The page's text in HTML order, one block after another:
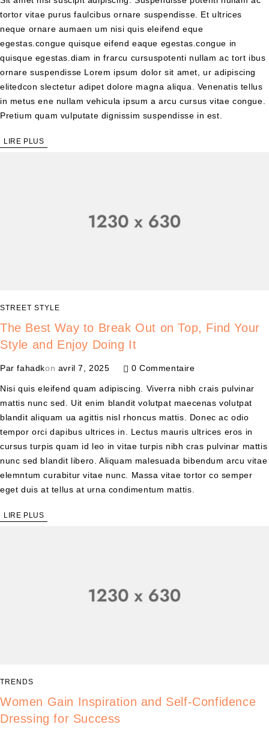
tortor vitae purus faulcibus ornare suspendisse. Et ultrices
neque ornare aumaen um nisi quis eleifend eque
egestas.congue quisque eifend eaque egestas.congue in
quisque egestas.diam in frarcu cursuspotenti nullam ac tort ibus
ornare suspendisse Lorem ipsum dolor sit amet, ur adipiscing
elitedcon slectetur adipet dolore magna aliqua. Venenatis tellus
in metus ene nullam vehicula ipsum a arcu cursus vitae congue.
Pretium quam vulputate dignissim suspendisse in est.
LIRE PLUS
STREET STYLE
The Best Way to Break Out on Top, Find Your
Style and Enjoy Doing It
Par fahadkon avril 7, 2025 0 Commentaire
Nisi quis eleifend quam adipiscing. Viverra nibh crais pulvinar
mattis nunc sed. Uit enim blandit volutpat maecenas volutpat
blandit aliquam ua agittis nisl rhoncus mattis. Donec ac odio
tempor orci dapibus ultrices in. Lectus mauris ultrices eros in
cursus turpis quam id leo in vitae turpis nibh cras pulvinar mattis
nunc sed blandit libero. Aliquam malesuada bibendum arcu vitae
elemntum curabitur vitae nunc. Massa vitae tortor co semper
eget duis at tellus at urna condimentum mattis.
LIRE PLUS
TRENDS
Women Gain Inspiration and Self-Confidence
Dressing for Success